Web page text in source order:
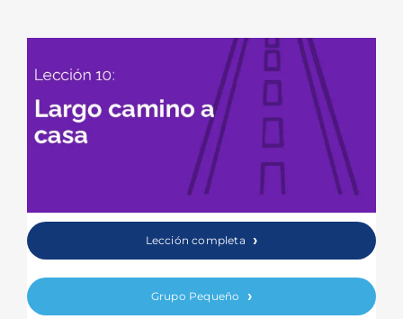
Lección completa
Grupo Pequeño